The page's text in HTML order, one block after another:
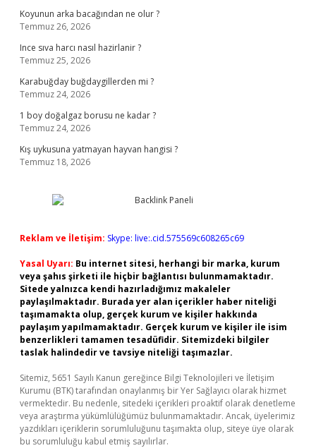
Koyunun arka bacağından ne olur ?
Temmuz 26, 2026
Ince sıva harcı nasıl hazirlanir ?
Temmuz 25, 2026
Karabuğday buğdaygillerden mi ?
Temmuz 24, 2026
1 boy doğalgaz borusu ne kadar ?
Temmuz 24, 2026
Kış uykusuna yatmayan hayvan hangisi ?
Temmuz 18, 2026
Reklam ve İletişim: Skype: live:.cid.575569c608265c69
Yasal Uyarı: Bu internet sitesi, herhangi bir marka, kurum
veya şahıs şirketi ile hiçbir bağlantısı bulunmamaktadır.
Sitede yalnızca kendi hazırladığımız makaleler
paylaşılmaktadır. Burada yer alan içerikler haber niteliği
taşımamakta olup, gerçek kurum ve kişiler hakkında
paylaşım yapılmamaktadır. Gerçek kurum ve kişiler ile isim
benzerlikleri tamamen tesadüfidir. Sitemizdeki bilgiler
taslak halindedir ve tavsiye niteliği taşımazlar.
Sitemiz, 5651 Sayılı Kanun gereğince Bilgi Teknolojileri ve İletişim
Kurumu (BTK) tarafından onaylanmış bir Yer Sağlayıcı olarak hizmet
vermektedir. Bu nedenle, sitedeki içerikleri proaktif olarak denetleme
veya araştırma yükümlülüğümüz bulunmamaktadır. Ancak, üyelerimiz
yazdıkları içeriklerin sorumluluğunu taşımakta olup, siteye üye olarak
bu sorumluluğu kabul etmiş sayılırlar.